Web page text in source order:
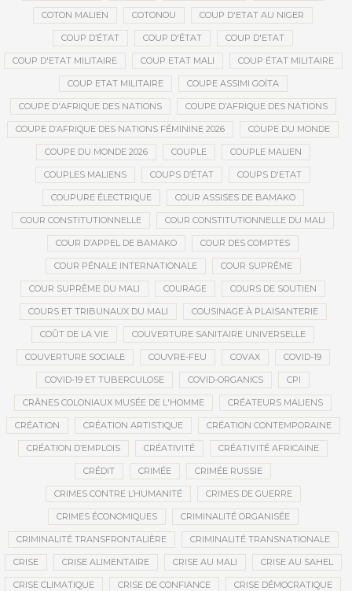
COTON MALIEN COTONOU COUP D'ETAT AU NIGER
COUP D’ÉTAT COUP D'ÉTAT COUP D'ETAT
COUP D'ETAT MILITAIRE COUP ETAT MALI COUP ÉTAT MILITAIRE
COUP ETAT MILITAIRE COUPE ASSIMI GOÏTA
COUPE D'AFRIQUE DES NATIONS COUPE D’AFRIQUE DES NATIONS
COUPE D’AFRIQUE DES NATIONS FÉMININE 2026 COUPE DU MONDE
COUPE DU MONDE 2026 COUPLE COUPLE MALIEN
COUPLES MALIENS COUPS D’ÉTAT COUPS D'ETAT
COUPURE ÉLECTRIQUE COUR ASSISES DE BAMAKO
COUR CONSTITUTIONNELLE COUR CONSTITUTIONNELLE DU MALI
COUR D’APPEL DE BAMAKO COUR DES COMPTES
COUR PÉNALE INTERNATIONALE COUR SUPRÊME
COUR SUPRÊME DU MALI COURAGE COURS DE SOUTIEN
COURS ET TRIBUNAUX DU MALI COUSINAGE À PLAISANTERIE
COÛT DE LA VIE COUVERTURE SANITAIRE UNIVERSELLE
COUVERTURE SOCIALE COUVRE-FEU COVAX COVID-19
COVID-19 ET TUBERCULOSE COVID-ORGANICS CPI
CRÂNES COLONIAUX MUSÉE DE L'HOMME CRÉATEURS MALIENS
CRÉATION CRÉATION ARTISTIQUE CRÉATION CONTEMPORAINE
CRÉATION D’EMPLOIS CRÉATIVITÉ CRÉATIVITÉ AFRICAINE
CRÉDIT CRIMÉE CRIMÉE RUSSIE
CRIMES CONTRE L’HUMANITÉ CRIMES DE GUERRE
CRIMES ÉCONOMIQUES CRIMINALITÉ ORGANISÉE
CRIMINALITÉ TRANSFRONTALIÈRE CRIMINALITÉ TRANSNATIONALE
CRISE CRISE ALIMENTAIRE CRISE AU MALI CRISE AU SAHEL
CRISE CLIMATIQUE CRISE DE CONFIANCE CRISE DÉMOCRATIQUE